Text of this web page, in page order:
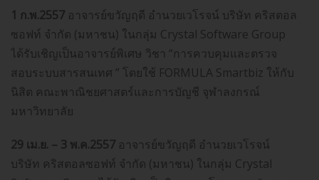
1 ก.พ.2557 อาจารย์ขวัญฤดี อำนวยเวโรจน์ บริษัท คริสตอล
ซอฟท์ จำกัด (มหาชน) ในกลุ่ม Crystal Software Group
ได้รับเชิญเป็นอาจารย์พิเศษ วิชา “การควบคุมและตรวจ
สอบระบบสารสนเทศ ” โดยใช้ FORMULA Smartbiz ให้กับ
นิสิต คณะพาณิชยศาสตร์และการบัญชี จุฬาลงกรณ์
มหาวิทยาลัย
29 เม.ย. – 3 พ.ค.2557 อาจารย์ขวัญฤดี อำนวยเวโรจน์
บริษัท คริสตอลซอฟท์ จำกัด (มหาชน) ในกลุ่ม Crystal